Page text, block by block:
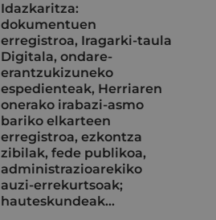
Idazkaritza:
dokumentuen
erregistroa, Iragarki-taula
Digitala, ondare-
erantzukizuneko
espedienteak, Herriaren
onerako irabazi-asmo
bariko elkarteen
erregistroa, ezkontza
zibilak, fede publikoa,
administrazioarekiko
auzi-errekurtsoak;
hauteskundeak…